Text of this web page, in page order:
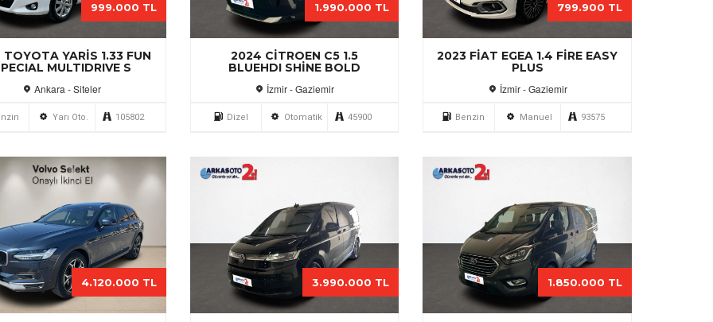
TOYOTA YARIS 1.33 FUN
MULTIDRIVE S
Ankara - Siteler
999.000 TL
Yarı Oto. 105802
2024 CITROEN C5 1.5
BLUEHDI SHINE BOLD
İzmir - Gaziemir
1.990.000 TL
Dizel Otomatik 45900
2023 FIAT EGEA 1.4 FIRE EASY
PLUS
İzmir - Gaziemir
799.900 TL
Benzin Manuel 93575
4.120.000 TL 3.990.000 TL 1.850.000 TL